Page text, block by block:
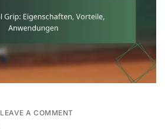
LEAVE A COMMENTON